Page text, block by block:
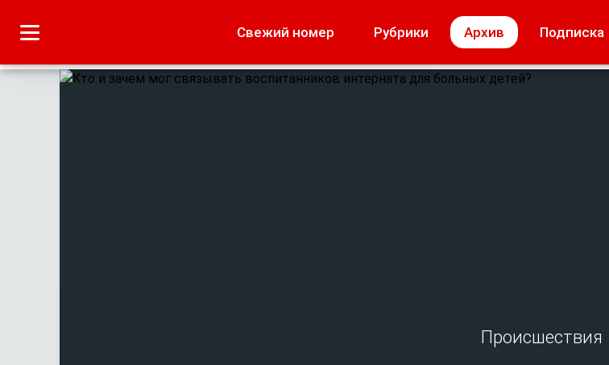
Свежий номер Рубрики Архив Подписка
Лето наших читателей
МОЁ! Плюс Липецк
Образование + карьера
Происшествия